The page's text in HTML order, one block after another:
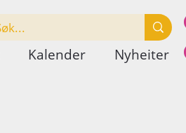
Kalender Nyheiter